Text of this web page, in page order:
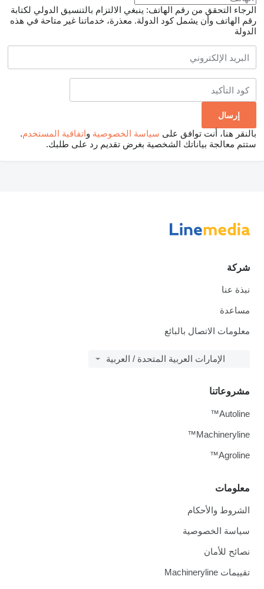
الرجاء التحقق من رقم الهاتف: ينبغي الالتزام بالتنسيق الدولي لكتابة
رقم الهاتف وأن يشمل كود الدولة. معذرة، خدماتنا غير متاحة في هذه
الدولة
بالنقر هنا، أنت توافق على سياسة الخصوصية واتفاقية المستخدم.
ستتم معالجة بياناتك الشخصية بغرض تقديم رد على طلبك.
شركة
نبذة عنا
مساعدة
معلومات الاتصال بالبائع
الإمارات العربية المتحدة / العربية
معلومات
الشروط والأحكام
سياسة الخصوصية
نصائح للأمان
تقييمات Machineryline
مشروعاتنا
Autoline™
Machineryline™
Agroline™